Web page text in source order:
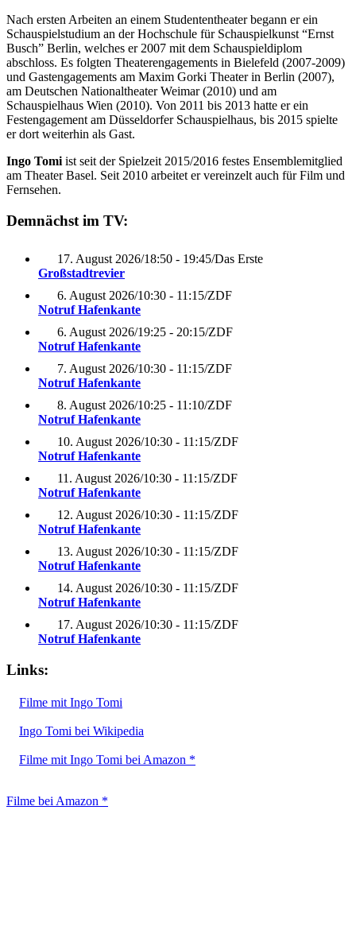
Nach ersten Arbeiten an einem Studententheater begann er ein
Schauspielstudium an der Hochschule für Schauspielkunst “Ernst
Busch” Berlin, welches er 2007 mit dem Schauspieldiplom
abschloss. Es folgten Theaterengagements in Bielefeld (2007-2009)
und Gastengagements am Maxim Gorki Theater in Berlin (2007),
am Deutschen Nationaltheater Weimar (2010) und am
Schauspielhaus Wien (2010). Von 2011 bis 2013 hatte er ein
Festengagement am Düsseldorfer Schauspielhaus, bis 2015 spielte
er dort weiterhin als Gast.
Ingo Tomi ist seit der Spielzeit 2015/2016 festes Ensemblemitglied
am Theater Basel. Seit 2010 arbeitet er vereinzelt auch für Film und
Fernsehen.
Demnächst im TV:
17. August 2026/18:50 - 19:45/Das Erste
Großstadtrevier
6. August 2026/10:30 - 11:15/ZDF
Notruf Hafenkante
6. August 2026/19:25 - 20:15/ZDF
Notruf Hafenkante
7. August 2026/10:30 - 11:15/ZDF
Notruf Hafenkante
8. August 2026/10:25 - 11:10/ZDF
Notruf Hafenkante
10. August 2026/10:30 - 11:15/ZDF
Notruf Hafenkante
11. August 2026/10:30 - 11:15/ZDF
Notruf Hafenkante
12. August 2026/10:30 - 11:15/ZDF
Notruf Hafenkante
13. August 2026/10:30 - 11:15/ZDF
Notruf Hafenkante
14. August 2026/10:30 - 11:15/ZDF
Notruf Hafenkante
17. August 2026/10:30 - 11:15/ZDF
Notruf Hafenkante
Links:
Filme mit Ingo Tomi
Ingo Tomi bei Wikipedia
Filme mit Ingo Tomi bei Amazon *
Filme bei Amazon *